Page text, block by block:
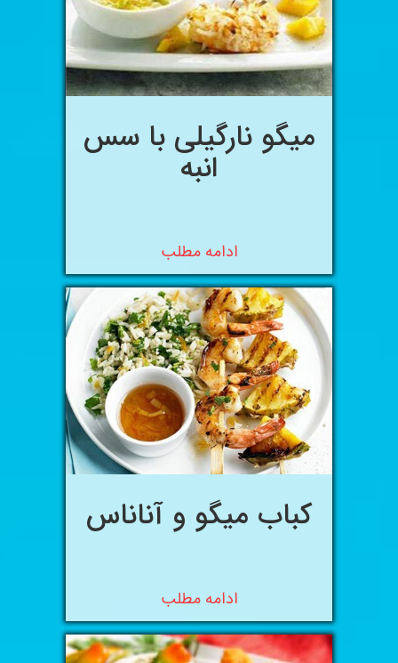
میگو نارگیلی با سس
انبه
ادامه مطلب
کباب میگو و آناناس
ادامه مطلب